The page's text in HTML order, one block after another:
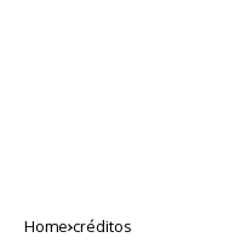
Home créditos